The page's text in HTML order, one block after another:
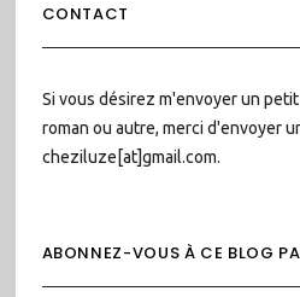
CONTACT
Si vous désirez m'envoyer un
roman ou autre, merci d'envoyer
cheziluze[at]gmail.com.
ABONNEZ-VOUS À CE BLOG